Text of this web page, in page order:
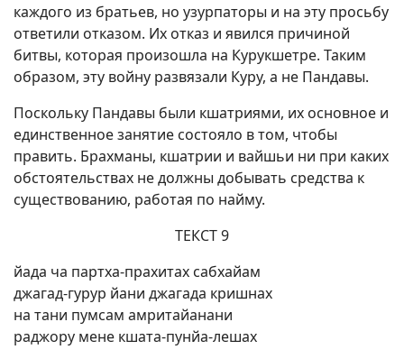
каждого из братьев, но узурпаторы и на эту просьбу
ответили отказом. Их отказ и явился причиной
битвы, которая произошла на Курукшетре. Таким
образом, эту войну развязали Куру, а не Пандавы.
Поскольку Пандавы были кшатриями, их основное и
единственное занятие состояло в том, чтобы
править. Брахманы, кшатрии и вайшьи ни при каких
обстоятельствах не должны добывать средства к
существованию, работая по найму.
ТЕКСТ 9
йада ча партха-прахитах сабхайам
джагад-гурур йани джагада кришнах
на тани пумсам амритайанани
раджору мене кшата-пунйа-лешах